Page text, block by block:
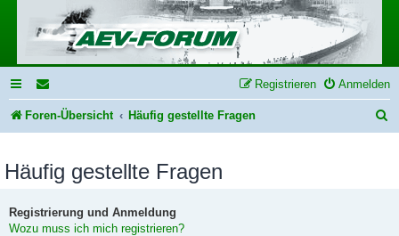
Anmelden
Registrieren
Foren-Übersicht Häufig gestellte Fragen
Häufig gestellte Fragen
Registrierung und Anmeldung
Wozu muss ich mich registrieren?